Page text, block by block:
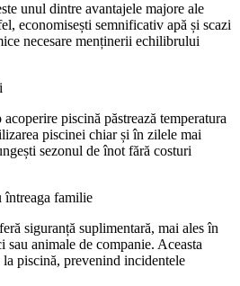
unul dintre avantajele majore ale
economisești semnificativ apă și scazi
necesare menținerii echilibrului
piscină păstrează temperatura
piscinei chiar și în zilele mai
sezonul de înot fără costuri
întreaga familie
siguranță suplimentară, mai ales în
animale de companie. Aceasta
piscină, prevenind incidentele